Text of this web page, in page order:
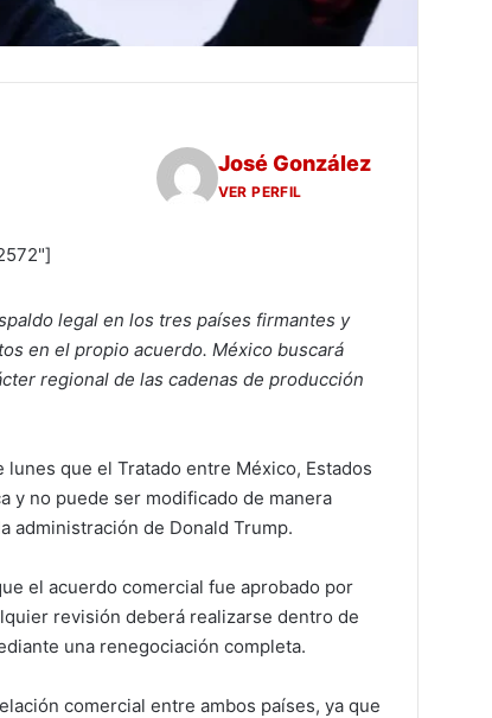
José González
VER PERFIL
legal en los tres países firmantes y
en el propio acuerdo. México buscará
regional de las cadenas de producción
que el Tratado entre México, Estados
y no puede ser modificado de manera
administración de Donald Trump.
el acuerdo comercial fue aprobado por
revisión deberá realizarse dentro de
una renegociación completa.
comercial entre ambos países, ya que